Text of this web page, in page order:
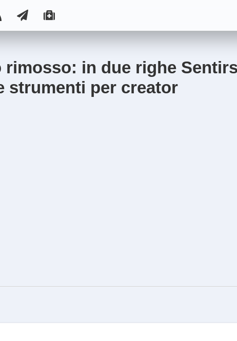
rimosso: in due righe
strumenti per creator